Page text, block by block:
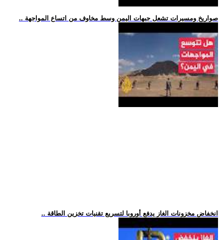
.. صواريخ ومسيرات تشعل جبهات اليمن وسط مخاوف من اتساع المواجهة
.. انخفاض مخزونات الغاز يدفع أوروبا لتسريع تقنيات تخزين الطاقة